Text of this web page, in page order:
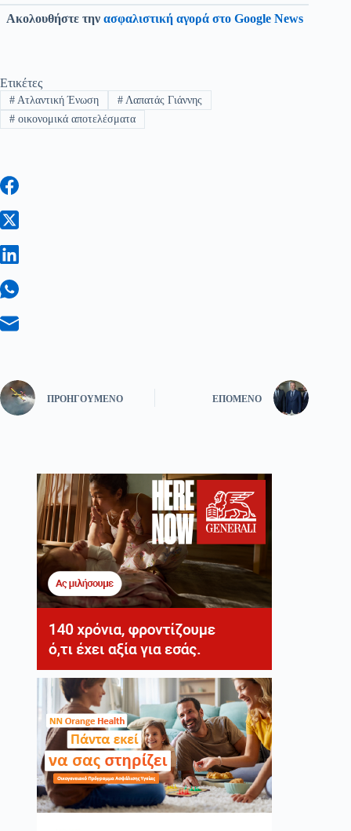
Ακολουθήστε την ασφαλιστική αγορά στο Google News
Ετικέτες
#Ατλαντική Ένωση #Λαπατάς Γιάννης
#οικονομικά αποτελέσματα
ΠΡΟΗΓΟΎΜΕΝΟ ΕΠΌΜΕΝΟ